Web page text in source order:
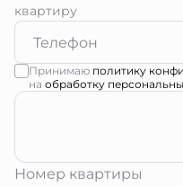
квартиру
Принимаю политику
на обработку
Номер квартиры